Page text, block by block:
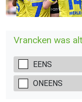
Vrancken was
EENS
ONEENS